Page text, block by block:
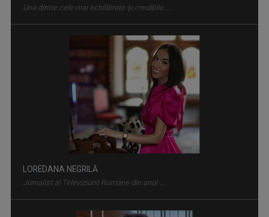
Una dintre cele mai echilibrate și credibile ...
LOREDANA NEGRILĂ
Jurnalist al Televiziunii Române din anul ...